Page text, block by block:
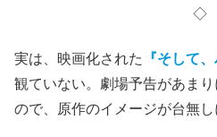
◇
実は、映画化された 『そして
観ていない。劇場予告があま
ので、原作のイメージが台無し